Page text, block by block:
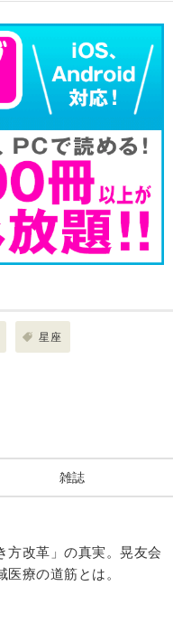
星座
雑誌
方改革」の真実。晃友会
療の道筋とは。